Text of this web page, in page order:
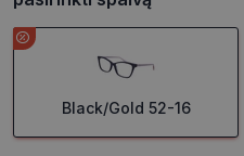
Black/Gold 52-16